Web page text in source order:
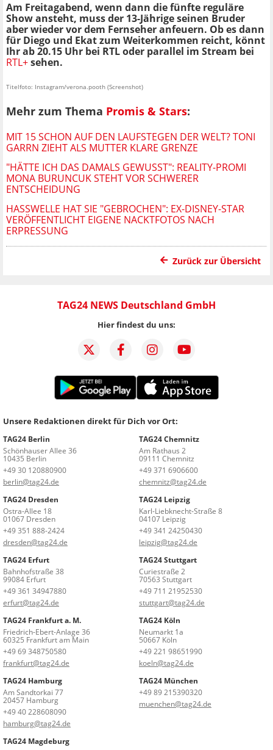
Am Freitagabend, wenn dann die fünfte reguläre
Show ansteht, muss der 13-Jährige seinen Bruder
aber wieder vor dem Fernseher anfeuern. Ob es dann
für Diego und Ekat zum Weiterkommen reicht, könnt
Ihr ab 20.15 Uhr bei RTL oder parallel im Stream bei
RTL+sehen.
Titelfoto: Instagram/verona.pooth (Screenshot)
Mehr zum Thema Promis & Stars:
MIT 15 SCHON AUF DEN LAUFSTEGEN DER WELT? TONI
GARRN ZIEHT ALS MUTTER KLARE GRENZE
"HÄTTE ICH DAS DAMALS GEWUSST": REALITY-PROMI
MONA BURUNCUK STEHT VOR SCHWERER
ENTSCHEIDUNG
HASSWELLE HAT SIE "GEBROCHEN": EX-DISNEY-STAR
VERÖFFENTLICHT EIGENE NACKTFOTOS NACH
ERPRESSUNG
Zurück zur Übersicht
TAG24 NEWS Deutschland GmbH
Hier findest du uns:
Unsere Redaktionen direkt für Dich vor Ort:
TAG24 Berlin
Schönhauser Allee 36
10435 Berlin
+49 30 120880900
berlin@tag24.de
TAG24 Chemnitz
Am Rathaus 2
09111 Chemnitz
+49 371 6906600
chemnitz@tag24.de
TAG24 Dresden
Ostra-Allee 18
01067 Dresden
+49 351 888-2424
dresden@tag24.de
TAG24 Leipzig
Karl-Liebknecht-Straße 8
04107 Leipzig
+49 341 24250430
leipzig@tag24.de
TAG24 Erfurt
Bahnhofstraße 38
99084 Erfurt
+49 361 34947880
erfurt@tag24.de
TAG24 Stuttgart
Curiestraße 2
70563 Stuttgart
+49 711 21952530
stuttgart@tag24.de
TAG24 Frankfurt a. M.
Friedrich-Ebert-Anlage 36
60325 Frankfurt am Main
+49 69 348750580
frankfurt@tag24.de
TAG24 Köln
Neumarkt 1a
50667 Köln
+49 221 98651990
koeln@tag24.de
TAG24 Hamburg
Am Sandtorkai 77
20457 Hamburg
+49 40 228608090
hamburg@tag24.de
TAG24 München
+49 89 215390320
muenchen@tag24.de
TAG24 Magdeburg